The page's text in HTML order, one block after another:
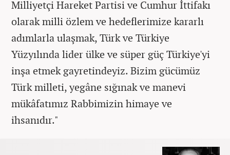
Milliyetçi Hareket Partisi ve Cumhur İttifakı
olarak milli özlem ve hedeflerimize kararlı
adımlarla ulaşmak, Türk ve Türkiye
Yüzyılında lider ülke ve süper güç Türkiye'yi
inşa etmek gayretindeyiz. Bizim gücümüz
Türk milleti, yegâne sığınak ve manevi
mükâfatımız Rabbimizin himaye ve
ihsanıdır."